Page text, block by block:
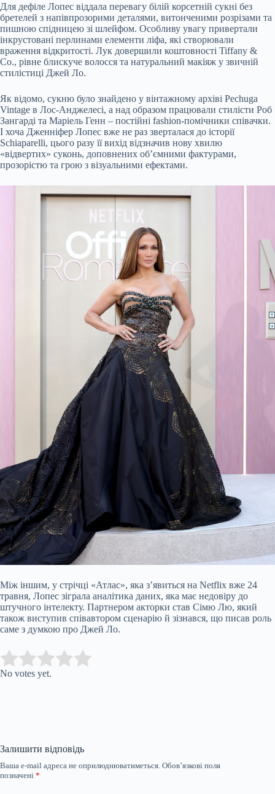
Для дефіле Лопес віддала перевагу білій корсетній сукні без
бретелей з напівпрозорими деталями, витонченими розрізами та
пишною спідницею зі шлейфом. Особливу увагу привертали
інкрустовані перлинами елементи ліфа, які створювали
враження відкритості. Лук довершили коштовності Tiffany &
Co., рівне блискуче волосся та натуральний макіяж у звичній
стилістиці Джей Ло.
Як відомо, сукню було знайдено у вінтажному архіві Pechuga
Vintage в Лос-Анджелесі, а над образом працювали стилісти Роб
Зангарді та Маріель Генн – постійні fashion-помічники співачки.
І хоча Дженніфер Лопес вже не раз зверталася до історії
Schiaparelli, цього разу її вихід відзначив нову хвилю
«відвертих» суконь, доповнених об’ємними фактурами,
прозорістю та грою з візуальними ефектами.
Між іншим, у стрічці «Атлас», яка з’явиться на Netflix вже 24
травня, Лопес зіграла аналітика даних, яка має недовіру до
штучного інтелекту. Партнером акторки став Сімю Лю, який
також виступив співавтором сценарію й зізнався, що писав роль
саме з думкою про Джей Ло.
Rate this item:
No votes yet.
Залишити відповідь
Ваша e-mail адреса не оприлюднюватиметься. Обов’язкові поля
позначені *